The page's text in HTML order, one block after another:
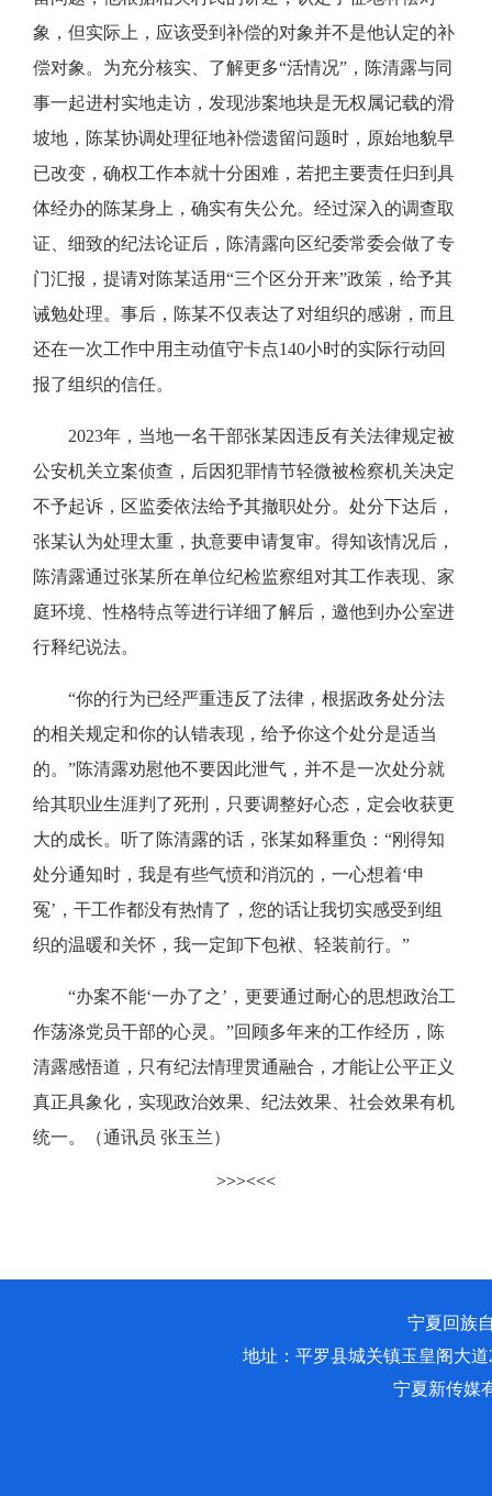
象，但实际上，应该受到补偿的对象并不是他认定的补
偿对象。为充分核实、了解更多“活情况”，陈清露与同
事一起进村实地走访，发现涉案地块是无权属记载的滑
坡地，陈某协调处理征地补偿遗留问题时，原始地貌早
已改变，确权工作本就十分困难，若把主要责任归到具
体经办的陈某身上，确实有失公允。经过深入的调查取
证、细致的纪法论证后，陈清露向区纪委常委会做了专
门汇报，提请对陈某适用“三个区分开来”政策，给予其
诫勉处理。事后，陈某不仅表达了对组织的感谢，而且
还在一次工作中用主动值守卡点140小时的实际行动回
报了组织的信任。
2023年，当地一名干部张某因违反有关法律规定被
公安机关立案侦查，后因犯罪情节轻微被检察机关决定
不予起诉，区监委依法给予其撤职处分。处分下达后，
张某认为处理太重，执意要申请复审。得知该情况后，
陈清露通过张某所在单位纪检监察组对其工作表现、家
庭环境、性格特点等进行详细了解后，邀他到办公室进
行释纪说法。
“你的行为已经严重违反了法律，根据政务处分法
的相关规定和你的认错表现，给予你这个处分是适当
的。”陈清露劝慰他不要因此泄气，并不是一次处分就
给其职业生涯判了死刑，只要调整好心态，定会收获更
大的成长。听了陈清露的话，张某如释重负：“刚得知
处分通知时，我是有些气愤和消沉的，一心想着‘申
冤’，干工作都没有热情了，您的话让我切实感受到组
织的温暖和关怀，我一定卸下包袱、轻装前行。”
“办案不能‘一办了之’，更要通过耐心的思想政治工
作荡涤党员干部的心灵。”回顾多年来的工作经历，陈
清露感悟道，只有纪法情理贯通融合，才能让公平正义
真正具象化，实现政治效果、纪法效果、社会效果有机
统一。（通讯员 张玉兰）
>>><<<
宁夏回族
地址：平罗县城关镇玉皇阁大
宁夏新传媒